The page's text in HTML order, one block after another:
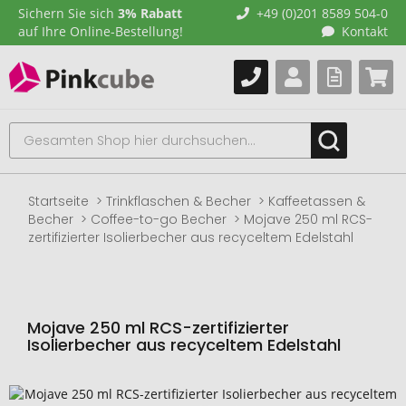
Sichern Sie sich 3% Rabatt
auf Ihre Online-Bestellung!
+49 (0)201 8589 504-0
Kontakt
Startseite Trinkflaschen & Becher
Kaffeetassen &
Becher
Coffee-to-go Becher
Mojave 250 ml RCS-
zertifizierter Isolierbecher aus recyceltem Edelstahl
Mojave 250 ml RCS-zertifizierter
Isolierbecher aus recyceltem Edelstahl
Zum